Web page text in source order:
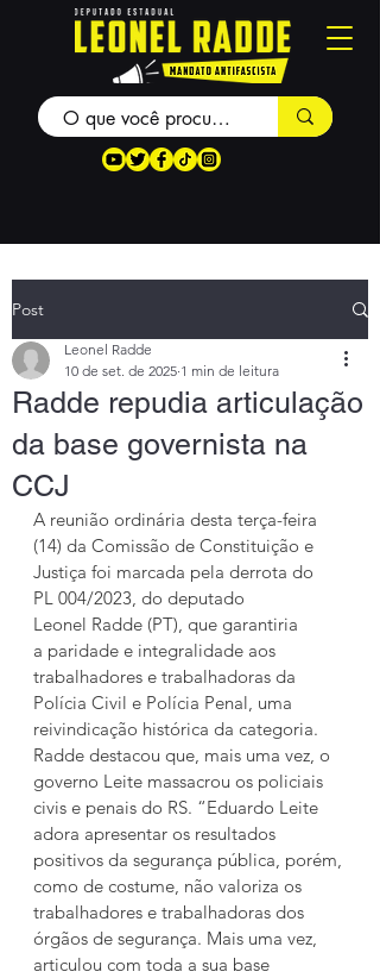
Post
Radde repudia articulação
da base governista na
CCJ
Leonel Radde
10 de set. de 2025 1 min de leitura
A reunião ordinária desta terça-feira
(14) da Comissão de Constituição e
Justiça foi marcada pela derrota do
PL 004/2023, do deputado
Leonel Radde (PT), que garantiria
a paridade e integralidade aos
trabalhadores e trabalhadoras da
Polícia Civil e Polícia Penal, uma
reivindicação histórica da categoria.
Radde destacou que, mais uma vez, o
governo Leite massacrou os policiais
civis e penais do RS. “Eduardo Leite
adora apresentar os resultados
positivos da segurança pública, porém,
como de costume, não valoriza os
trabalhadores e trabalhadoras dos
órgãos de segurança. Mais uma vez,
articulou com toda a sua base